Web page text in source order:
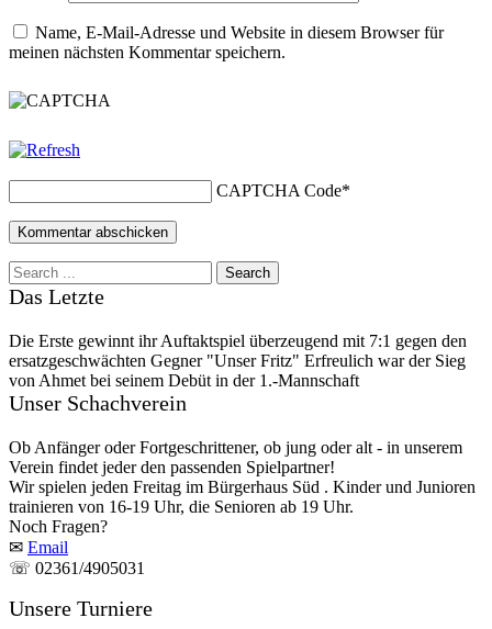
Name, E-Mail-Adresse und Website in diesem Browser für
meinen nächsten Kommentar speichern.
CAPTCHA Code*
Das Letzte
Die Erste gewinnt ihr Auftaktspiel überzeugend mit 7:1 gegen den
ersatzgeschwächten Gegner "Unser Fritz" Erfreulich war der Sieg
von Ahmet bei seinem Debüt in der 1.-Mannschaft
Unser Schachverein
Ob Anfänger oder Fortgeschrittener, ob jung oder alt - in unserem
Verein findet jeder den passenden Spielpartner!
Wir spielen jeden Freitag im Bürgerhaus Süd . Kinder und Junioren
trainieren von 16-19 Uhr, die Senioren ab 19 Uhr.
Noch Fragen?
✉ Email
☏ 02361/4905031
Unsere Turniere